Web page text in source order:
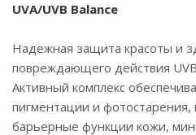
UVA/UVB Balance
Надежная защита красоты и
повреждающего действия
Активный комплекс
пигментации и фотостарения,
барьерные функции кожи,